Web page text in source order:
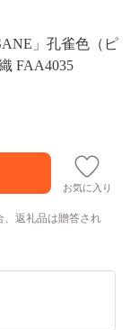
」孔雀色（ピ
FAA4035
お気に入り
、返礼品は贈答され